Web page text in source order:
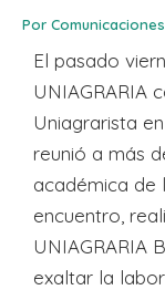
Por Comunicaciones
El pasado
UNIAGRARIA
Uniagrarista
reunió a más
académica de
encuentro,
UNIAGRARIA
exaltar la